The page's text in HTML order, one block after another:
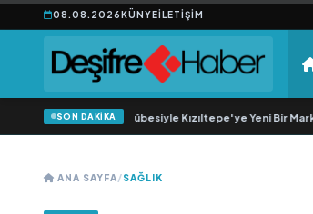
08.08.2026KÜNYEİLETIŞIM
SON DAKİKA
20 Yıllık Esnaflık Tecrübesiyle Kızıltepe'ye Yeni Bir Marka
ANA SAYFA/SAĞLIK